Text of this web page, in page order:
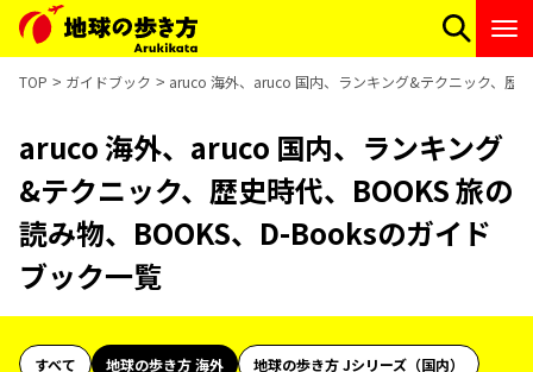
TOP ガイドブック aruco 海外、aruco 国内、ランキング&テクニック、歴
aruco 海外、aruco 国内、ランキング
&テクニック、歴史時代、BOOKS 旅の
読み物、BOOKS、D-Booksのガイド
ブック一覧
すべて 地球の歩き方 海外
地球の歩き方 Jシリーズ（国内）